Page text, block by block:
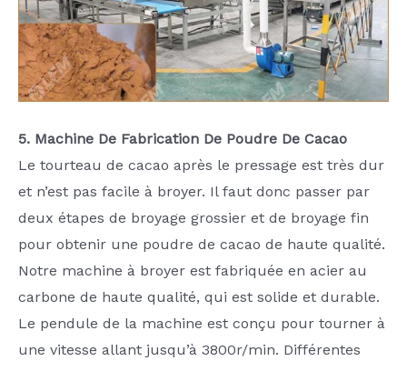
5. Machine De Fabrication De Poudre De Cacao
Le tourteau de cacao après le pressage est très dur
et n’est pas facile à broyer. Il faut donc passer par
deux étapes de broyage grossier et de broyage fin
pour obtenir une poudre de cacao de haute qualité.
Notre machine à broyer est fabriquée en acier au
carbone de haute qualité, qui est solide et durable.
Le pendule de la machine est conçu pour tourner à
une vitesse allant jusqu’à 3800r/min. Différentes